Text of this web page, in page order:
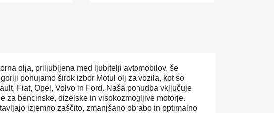
olja, priljubljena med ljubitelji avtomobilov, še
ponujamo širok izbor Motul olj za vozila, kot so
Fiat, Opel, Volvo in Ford. Naša ponudba vključuje
za bencinske, dizelske in visokozmogljive motorje.
izjemno zaščito, zmanjšano obrabo in optimalno